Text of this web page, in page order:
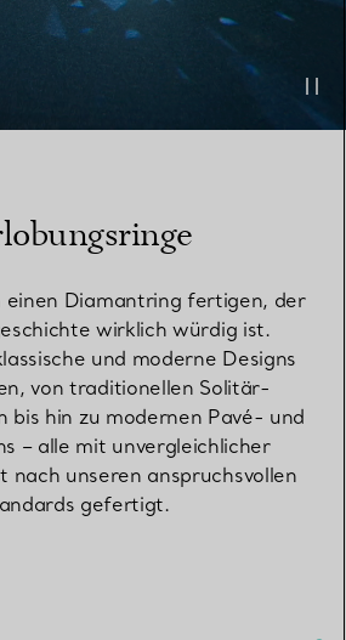
einen Diamantring fertigen, der
wirklich würdig ist.
und moderne Designs
von traditionellen Solitär-
bis hin zu modernen Pavé- und
– alle mit unvergleichlicher
nach unseren anspruchsvollen
gefertigt.